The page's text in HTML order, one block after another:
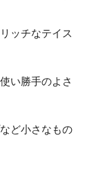
ッチなテイス
い勝手のよさ
ど小さなもの